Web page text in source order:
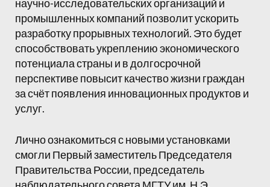
научно-исследовательских организаций и
промышленных компаний позволит ускорить
разработку прорывных технологий. Это будет
способствовать укреплению экономического
потенциала страны и в долгосрочной
перспективе повысит качество жизни граждан
за счёт появления инновационных продуктов и
услуг.
Лично ознакомиться с новыми установками
смогли Первый заместитель Председателя
Правительства России, председатель